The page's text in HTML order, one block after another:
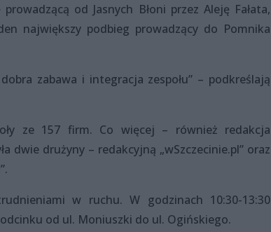
od Jasnych Błoni przez Aleję Fałata,
największy podbieg prowadzący do Pomnika
zabawa i integracja zespołu” – podkreślają
ze 157 firm. Co więcej – również redakcja
dwie drużyny – redakcyjną „wSzczecinie.pl” oraz
w ruchu. W godzinach 10:30-13:30
od ul. Moniuszki do ul. Ogińskiego.